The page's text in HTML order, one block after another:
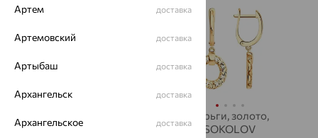
SOKOLOV
Серьги, золото,
SOKOLOV
Артем доставка
Артемовский доставка
Артыбаш доставка
Архангельск доставка
Архангельское доставка